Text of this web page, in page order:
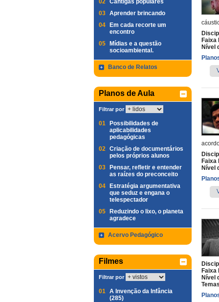
02 Cantigas populares
03 Aprender brincando
04
Em cada recorte um
encontro
05
Mídias e a questão
socioambiental.
Banco de Relatos
Planos de Aula
Filtrar por
01
Possibilidades de
aplicabilidades
pedagógicas
02 Criação de documentários
pelos próprios alunos
03
Pensar, refletir e entender
as raízes do preconceito
04
Estratégia argumentativa
que seduz e engana o
telespectador
05
Reduzindo o lixo, o planeta
agradece
Acervo Pedagógico
Filmes
Filtrar por
01 A Invenção da Infância
(285)
Faixa
Nível
Faixa
Nível
Faixa
Nível